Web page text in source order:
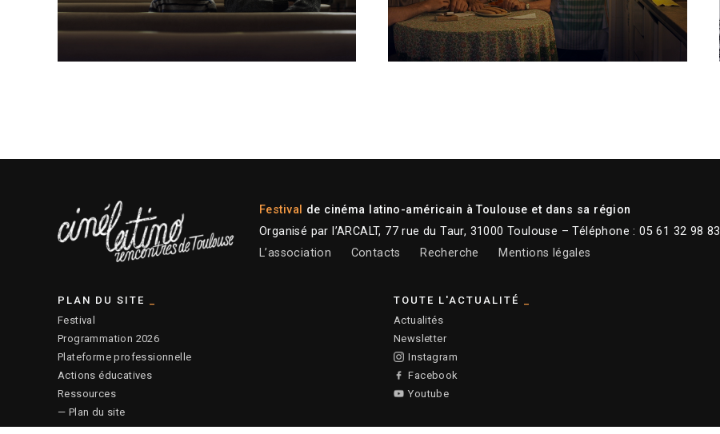
Festival de cinéma latino-américain à Toulouse et dans sa région
Organisé par l’ARCALT, 77 rue du Taur, 31000 Toulouse – Téléphone : 05 61 32 98 83
L’association
Contacts Recherche Mentions légales
PLAN DU SITE
Festival
Programmation 2026
Plateforme professionnelle
Actions éducatives
Ressources
— Plan du site
TOUTE L'ACTUALITÉ
Actualités
Newsletter
Instagram
Facebook
Youtube